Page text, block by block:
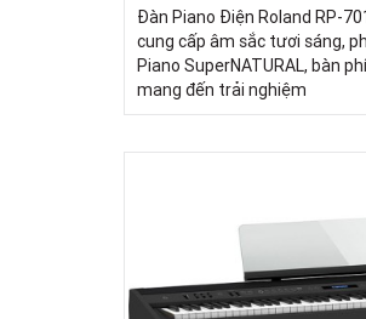
Đàn Piano Điện Roland RP-
cung cấp âm sắc tươi sáng,
Piano SuperNATURAL, bàn
mang đến trải nghiệm